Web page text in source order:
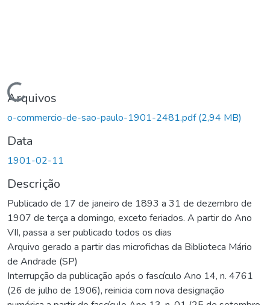
Carregando...
Arquivos
o-commercio-de-sao-paulo-1901-2481.pdf(2,94 MB)
Data
1901-02-11
Descrição
Publicado de 17 de janeiro de 1893 a 31 de dezembro de
1907 de terça a domingo, exceto feriados. A partir do Ano
VII, passa a ser publicado todos os dias
Arquivo gerado a partir das microfichas da Biblioteca Mário
de Andrade (SP)
Interrupção da publicação após o fascículo Ano 14, n. 4761
(26 de julho de 1906), reinicia com nova designação